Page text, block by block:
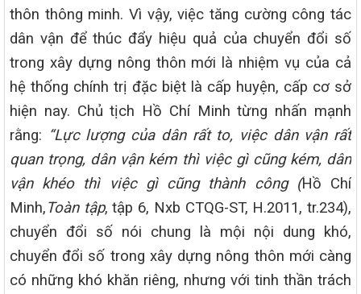
thôn thông minh. Vì vậy, việc tăng cường công tác
dân vận để thúc đẩy hiệu quả của chuyển đổi số
trong xây dựng nông thôn mới là nhiệm vụ của cả
hệ thống chính trị đặc biệt là cấp huyện, cấp cơ sở
hiện nay. Chủ tịch Hồ Chí Minh từng nhấn mạnh
rằng: “Lực lượng của dân rất to, việc dân vận rất
quan trọng, dân vận kém thì việc gì cũng kém, dân
vận khéo thì việc gì cũng thành công (Hồ Chí
Minh,Toàn tập, tập 6, Nxb CTQG-ST, H.2011, tr.234),
chuyển đổi số nói chung là mội nội dung khó,
chuyển đổi số trong xây dựng nông thôn mới càng
có những khó khăn riêng, nhưng với tinh thần trách